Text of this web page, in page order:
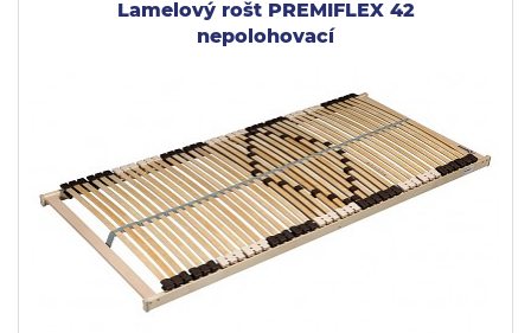
Lamelový rošt PREMIFLEX 42
nepolohovací